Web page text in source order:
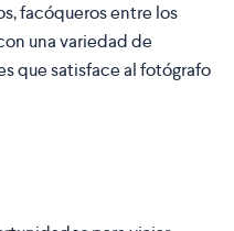
facóqueros entre los
una variedad de
que satisface al fotógrafo